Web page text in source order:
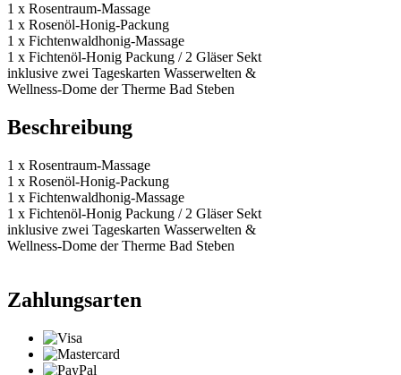
1 x Rosentraum-Massage
1 x Rosenöl-Honig-Packung
1 x Fichtenwaldhonig-Massage
1 x Fichtenöl-Honig Packung / 2 Gläser Sekt
inklusive zwei Tageskarten Wasserwelten &
Wellness-Dome der Therme Bad Steben
Beschreibung
1 x Rosentraum-Massage
1 x Rosenöl-Honig-Packung
1 x Fichtenwaldhonig-Massage
1 x Fichtenöl-Honig Packung / 2 Gläser Sekt
inklusive zwei Tageskarten Wasserwelten &
Wellness-Dome der Therme Bad Steben
Zahlungsarten